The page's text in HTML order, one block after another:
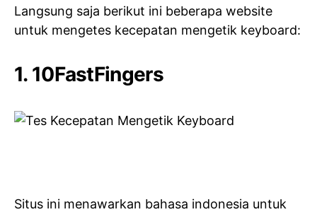
Langsung saja berikut ini beberapa website
untuk mengetes kecepatan mengetik keyboard:
1. 10FastFingers
Situs ini menawarkan bahasa indonesia untuk